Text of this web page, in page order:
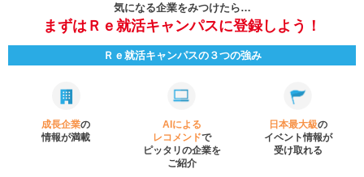
気になる企業をみつけたら…
まずはＲｅ就活キャンパスに登録しよう！
Ｒｅ就活キャンパスの３つの強み
成長企業の
情報が満載
AIによる
レコメンドで
ピッタリの企業を
ご紹介
日本最大級の
イベント情報が
受け取れる